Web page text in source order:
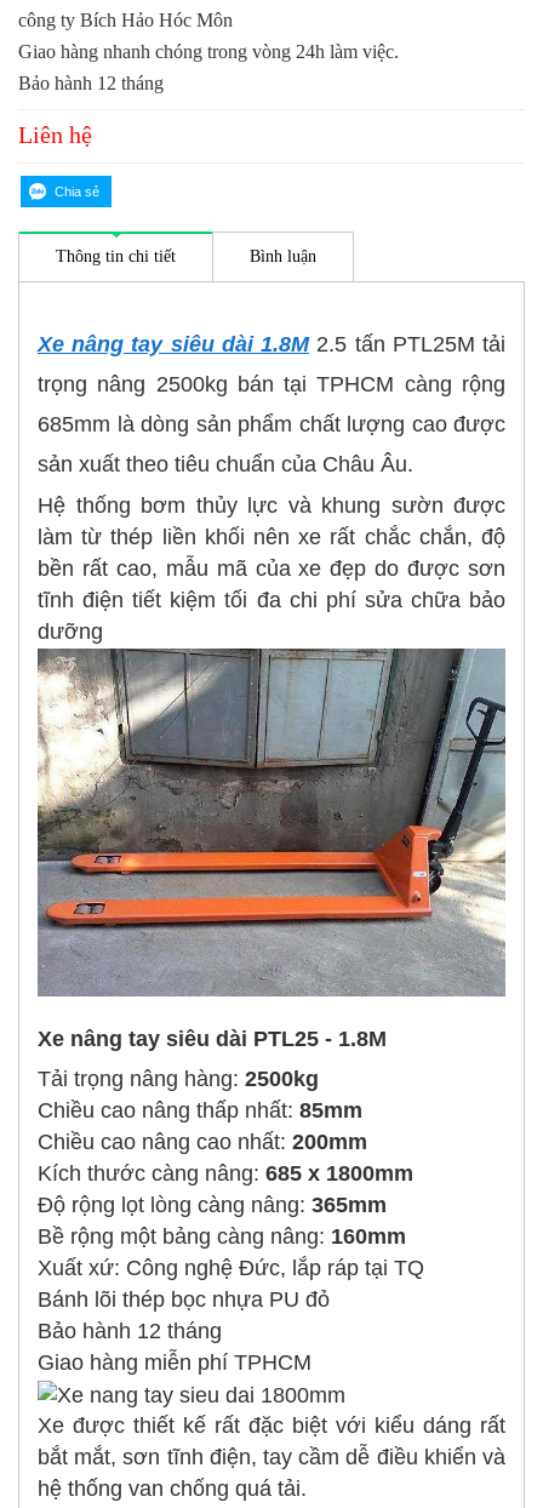
công ty Bích Hảo Hóc Môn
Giao hàng nhanh chóng trong vòng 24h làm việc.
Bảo hành 12 tháng
Liên hệ
Thông tin chi tiết Bình luận
Xe nâng tay siêu dài 1.8M2.5 tấn PTL25M tải
trọng nâng 2500kg bán tại TPHCM càng rộng
685mm là dòng sản phẩm chất lượng cao được
sản xuất theo tiêu chuẩn của Châu Âu.
Hệ thống bơm thủy lực và khung sườn được
làm từ thép liền khối nên xe rất chắc chắn, độ
bền rất cao, mẫu mã của xe đẹp do được sơn
tĩnh điện tiết kiệm tối đa chi phí sửa chữa bảo
dưỡng
Xe nâng tay siêu dài PTL25 - 1.8M
Tải trọng nâng hàng: 2500kg
Chiều cao nâng thấp nhất: 85mm
Chiều cao nâng cao nhất: 200mm
Kích thước càng nâng: 685 x 1800mm
Độ rộng lọt lòng càng nâng: 365mm
Bề rộng một bảng càng nâng: 160mm
Xuất xứ: Công nghệ Đức, lắp ráp tại TQ
Bánh lõi thép bọc nhựa PU đỏ
Bảo hành 12 tháng
Giao hàng miễn phí TPHCM
Xe được thiết kế rất đặc biệt với kiểu dáng rất
bắt mắt, sơn tĩnh điện, tay cầm dễ điều khiển và
hệ thống van chống quá tải.